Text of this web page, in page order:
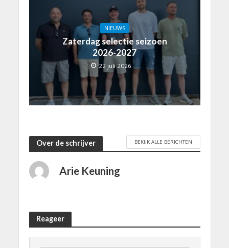
NIEUWS
Zaterdag selectie seizoen
2026-2027
22 juli 2026
Over de schrijver BEKIJK ALLE BERICHTEN
Arie Keuning
Reageer